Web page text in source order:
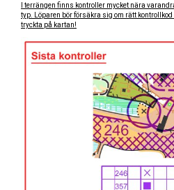
I terrängen finns kontroller mycket nära
typ. Löparen bör försäkra sig om rätt
tryckta på kartan!